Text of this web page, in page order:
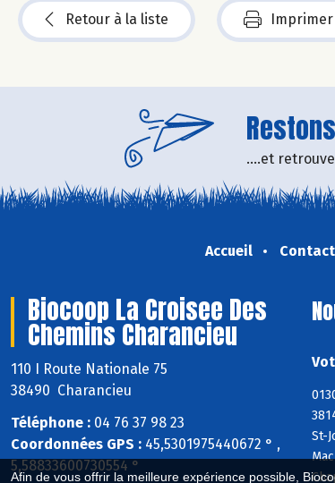
Afin de vous offrir la meilleure expérience possible,
Retour à la liste
....et
Accueil Contact
Biocoop La Croisee Des
Chemins Charancieu
110 I Route Nationale 75
38490 Charancieu
Téléphone : 04 76 37 98 23
Coordonnées GPS : 45,5301975440672 ° ,
5,58833600730554 °
St-